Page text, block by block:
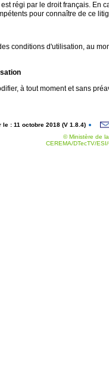
régi par le droit français. En
pour connaître de ce
conditions d'utilisation, au
à tout moment et sans
le : 11 octobre 2018 (V 1.8.4)
© Ministère de
CEREMA/DTecTV/